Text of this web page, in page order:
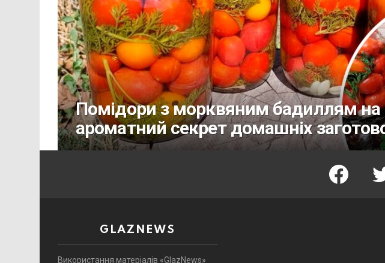
Помідори з морквяним бадиллям
ароматний секрет домашніх
facebook
GLAZNEWS
Використання матеріалів «GlazNews»